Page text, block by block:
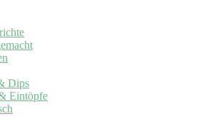
Dips
Eintöpfe